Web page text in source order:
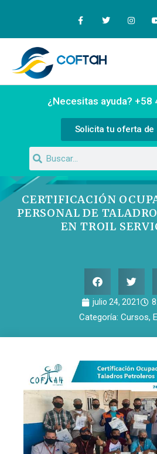
¿Necesitas ayuda? +58
Solicita tu oferta de
CERTIFICACIÓN
PERSONAL DE
EN TROIL
julio 24, 2021
Categoría: Cursos,